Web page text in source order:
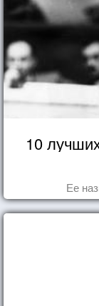
10
Ее